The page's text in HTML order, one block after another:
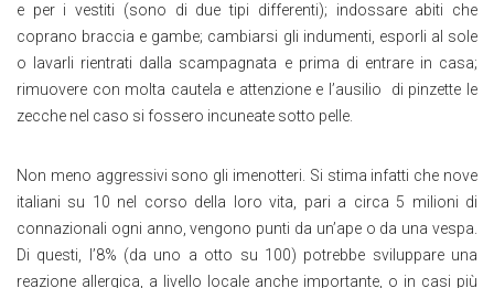
e per i vestiti (sono di due tipi differenti); indossare abiti che
coprano braccia e gambe; cambiarsi gli indumenti, esporli al sole
o lavarli rientrati dalla scampagnata e prima di entrare in casa;
rimuovere con molta cautela e attenzione e l’ausilio di pinzette le
zecche nel caso si fossero incuneate sotto pelle.
Non meno aggressivi sono gli imenotteri. Si stima infatti che nove
italiani su 10 nel corso della loro vita, pari a circa 5 milioni di
connazionali ogni anno, vengono punti da un’ape o da una vespa.
Di questi, l’8% (da uno a otto su 100) potrebbe sviluppare una
reazione allergica, a livello locale anche importante, o in casi più